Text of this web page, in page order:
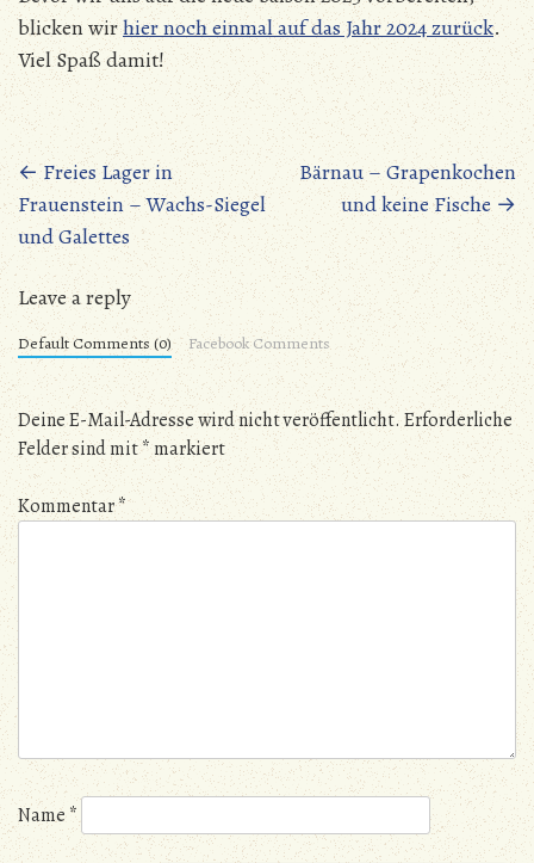
blicken wirhier noch einmal auf das Jahr 2024 zurück.
Viel Spaß damit!
Beitragsnavigation
← Freies Lager in
Frauenstein – Wachs-Siegel
und Galettes
Bärnau – Grapenkochen
und keine Fische→
Leave a reply
Default Comments (0) Facebook Comments
Deine E-Mail-Adresse wird nicht veröffentlicht.Erforderliche
Felder sind mit*markiert
Kommentar*
Name *